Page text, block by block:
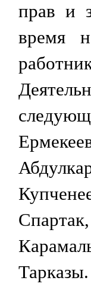
прав и
время